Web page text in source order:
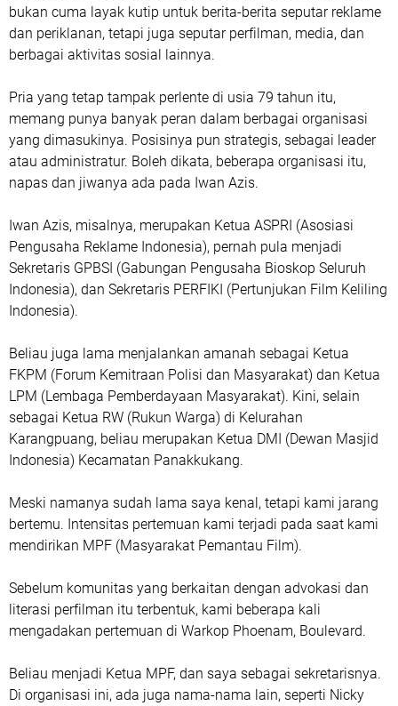
bukan cuma layak kutip untuk berita-berita seputar reklame
dan periklanan, tetapi juga seputar perfilman, media, dan
berbagai aktivitas sosial lainnya.
Pria yang tetap tampak perlente di usia 79 tahun itu,
memang punya banyak peran dalam berbagai organisasi
yang dimasukinya. Posisinya pun strategis, sebagai leader
atau administratur. Boleh dikata, beberapa organisasi itu,
napas dan jiwanya ada pada Iwan Azis.
Iwan Azis, misalnya, merupakan Ketua ASPRI (Asosiasi
Pengusaha Reklame Indonesia), pernah pula menjadi
Sekretaris GPBSI (Gabungan Pengusaha Bioskop Seluruh
Indonesia), dan Sekretaris PERFIKI (Pertunjukan Film Keliling
Indonesia).
Beliau juga lama menjalankan amanah sebagai Ketua
FKPM (Forum Kemitraan Polisi dan Masyarakat) dan Ketua
LPM (Lembaga Pemberdayaan Masyarakat). Kini, selain
sebagai Ketua RW (Rukun Warga) di Kelurahan
Karangpuang, beliau merupakan Ketua DMI (Dewan Masjid
Indonesia) Kecamatan Panakkukang.
Meski namanya sudah lama saya kenal, tetapi kami jarang
bertemu. Intensitas pertemuan kami terjadi pada saat kami
mendirikan MPF (Masyarakat Pemantau Film).
Sebelum komunitas yang berkaitan dengan advokasi dan
literasi perfilman itu terbentuk, kami beberapa kali
mengadakan pertemuan di Warkop Phoenam, Boulevard.
Beliau menjadi Ketua MPF, dan saya sebagai sekretarisnya.
Di organisasi ini, ada juga nama-nama lain, seperti Nicky